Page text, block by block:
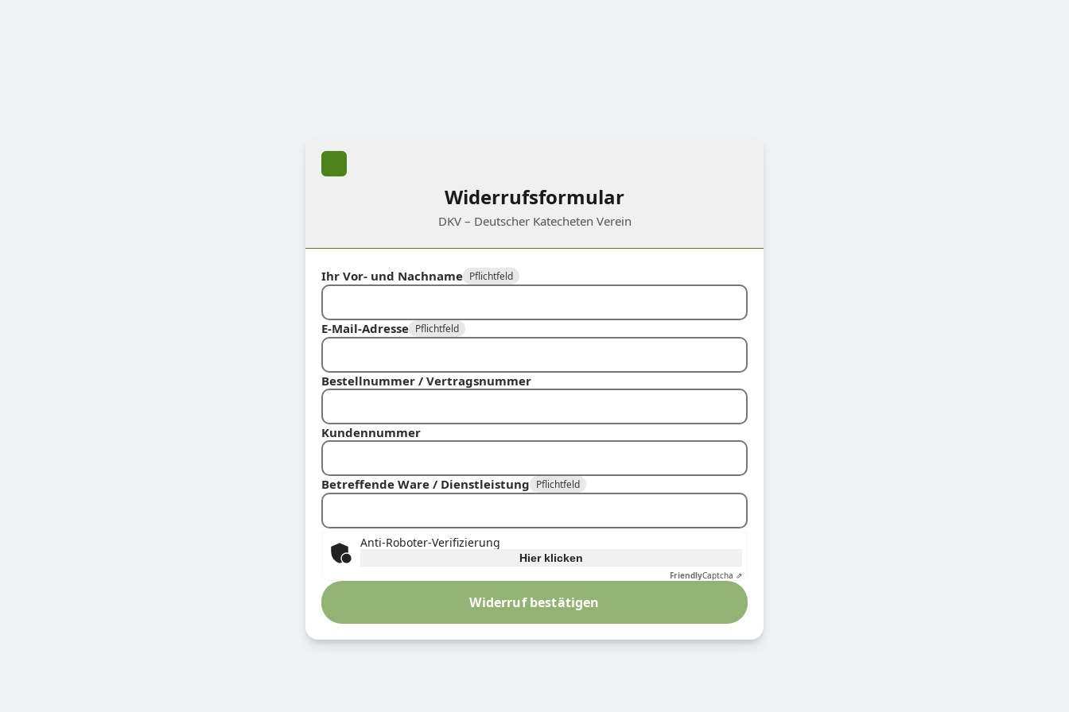
Widerrufsformular
DKV – Deutscher Katecheten Verein
Ihr Vor- und Nachname Pflichtfeld
E-Mail-Adresse Pflichtfeld
Bestellnummer / Vertragsnummer
Kundennummer
Betreffende Ware / Dienstleistung Pflichtfeld
Anti-Roboter-Verifizierung
Hier klicken
FriendlyCaptcha ⇗
Widerruf bestätigen